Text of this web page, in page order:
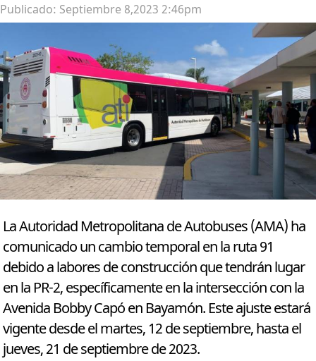
Publicado: Septiembre 8,2023 2:46pm
La Autoridad Metropolitana de Autobuses (AMA) ha
comunicado un cambio temporal en la ruta 91
debido a labores de construcción que tendrán lugar
en la PR-2, específicamente en la intersección con la
Avenida Bobby Capó en Bayamón. Este ajuste estará
vigente desde el martes, 12 de septiembre, hasta el
jueves, 21 de septiembre de 2023.